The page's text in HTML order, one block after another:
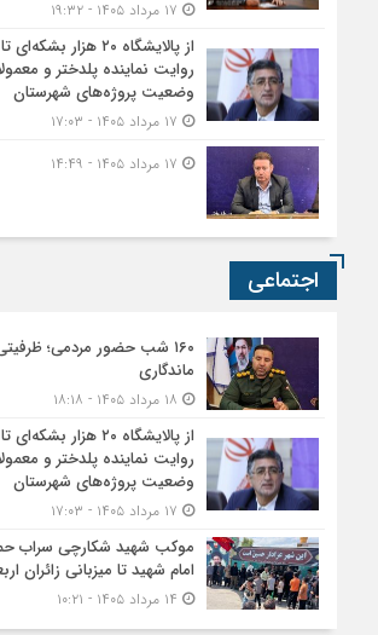
از پالایشگاه ۲۰ هزار
روایت نماینده پلدختر و
وضعیت پروژه‌های شهرستان
اجتماعی
۱۶۰ شب حضور مردمی؛
ماندگاری
از پالایشگاه ۲۰ هزار
روایت نماینده پلدختر و
وضعیت پروژه‌های شهرستان
موکب شهید شکارچی سراب
امام شهید تا میزبانی زائران